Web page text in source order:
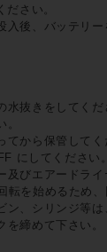
さい。
後、バッテリ
抜きをしてくだ
から保管してく
にしてください。
びエアードラ
を始めるため、
、シリンジ等
締めて下さい。